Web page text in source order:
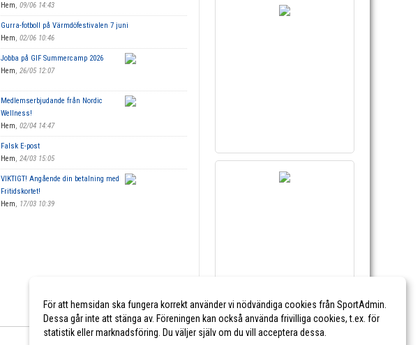
Hem, 09/06 14:43
Gurra-fotboll på Värmdöfestivalen 7 juni
Hem, 02/06 10:46
Jobba på GIF Summercamp 2026
Hem, 26/05 12:07
Medlemserbjudande från Nordic
Wellness!
Hem, 02/04 14:47
Falsk E-post
Hem, 24/03 15:05
VIKTIGT! Angående din betalning med
Fritidskortet!
Hem, 17/03 10:39
För att hemsidan ska fungera korrekt använder vi nödvändiga cookies från SportAdmin.
Dessa går inte att stänga av. Föreningen kan också använda frivilliga cookies, t.ex. för
statistik eller marknadsföring. Du väljer själv om du vill acceptera dessa.